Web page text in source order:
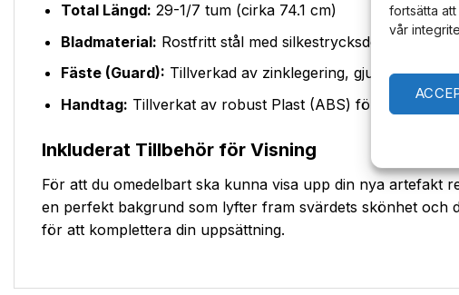
fortsätta
vår
Total Längd: 29-1/7 tum (cirka 74.1 cm)
Bladmaterial: Rostfritt stål med silkestrycksdesign för
Fäste (Guard): Tillverkad av zinklegering, gjutna med
Handtag: Tillverkat av robust Plast (ABS) för ett säkert
Inkluderat Tillbehör för Visning
För att du omedelbart ska kunna visa upp din nya artefakt
en perfekt bakgrund som lyfter fram svärdets skönhet och
för att komplettera din uppsättning.